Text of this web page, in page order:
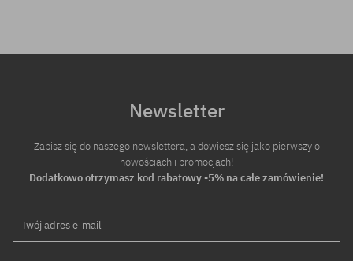
Newsletter
Zapisz się do naszego newslettera, a dowiesz się jako pierwszy o
nowościach i promocjach!
Dodatkowo otrzymasz kod rabatowy -5% na całe zamówienie!
Twój adres e-mail